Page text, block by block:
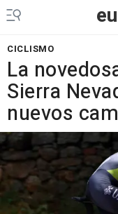
CICLISMO
La
Sierra
nuevos